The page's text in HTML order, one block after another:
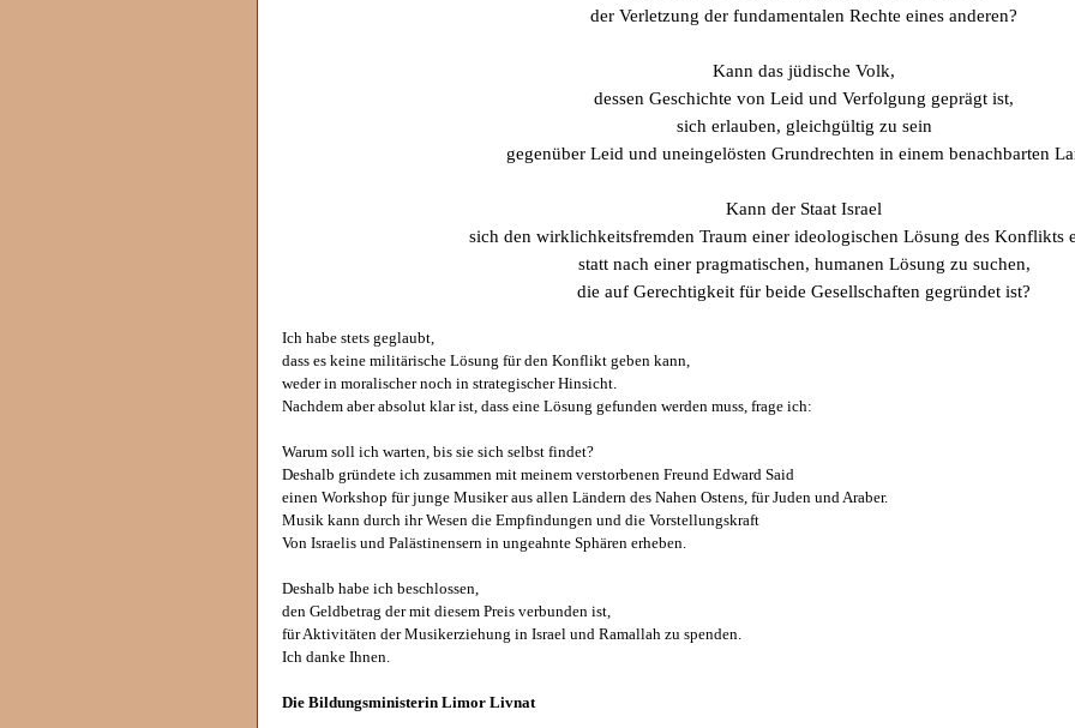
der Verletzung der fundamentalen Rechte eines anderen?
Kann das jüdische Volk,
dessen Geschichte von Leid und Verfolgung geprägt ist,
sich erlauben, gleichgültig zu sein
gegenüber Leid und uneingelösten Grundrechten in einem benachbarten
Kann der Staat Israel
sich den wirklichkeitsfremden Traum einer ideologischen Lösung des Konflikts
statt nach einer pragmatischen, humanen Lösung zu suchen,
die auf Gerechtigkeit für beide Gesellschaften gegründet ist?
Ich habe stets geglaubt,
dass es keine militärische Lösung für den Konflikt geben kann,
weder in moralischer noch in strategischer Hinsicht.
Nachdem aber absolut klar ist, dass eine Lösung gefunden werden muss, frage ich:
Warum soll ich warten, bis sie sich selbst findet?
Deshalb gründete ich zusammen mit meinem verstorbenen Freund Edward Said
einen Workshop für junge Musiker aus allen Ländern des Nahen Ostens, für Juden und Araber.
Musik kann durch ihr Wesen die Empfindungen und die Vorstellungskraft
Von Israelis und Palästinensern in ungeahnte Sphären erheben.
Deshalb habe ich beschlossen,
den Geldbetrag der mit diesem Preis verbunden ist,
für Aktivitäten der Musikerziehung in Israel und Ramallah zu spenden.
Ich danke Ihnen.
Die Bildungsministerin Limor Livnat